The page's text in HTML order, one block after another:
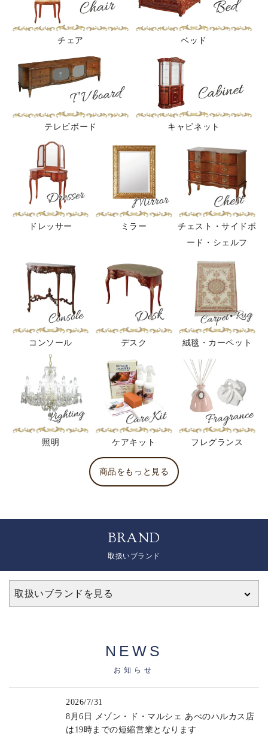
チェア ベッド
テレビボード キャビネット
ドレッサー ミラー
チェスト・サイドボ
ード・シェルフ
コンソール デスク 絨毯・カーペット
照明 ケアキット フレグランス
商品をもっと見る
BRAND
取扱いブランド
取扱いブランドを見る
NEWS
お知らせ
2026/7/31
8月6日 メゾン・ド・マルシェ あべのハルカス店
は19時までの短縮営業となります